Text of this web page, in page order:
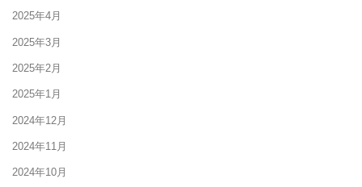
2025年4月
2025年3月
2025年2月
2025年1月
2024年12月
2024年11月
2024年10月